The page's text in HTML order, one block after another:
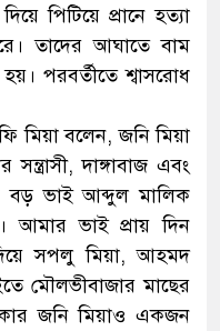
পিটিয়ে প্রানে হত্যা
তাদের আঘাতে বাম
পরবর্তীতে শ্বাসরোধ
বলেন, জনি মিয়া
দাঙ্গাবাজ এবং
বড় ভাই আব্দুল মালিক
আমার ভাই প্রায় দিন
সপলু মিয়া, আহমদ
মৌলভীবাজার মাছের
জনি মিয়াও একজন